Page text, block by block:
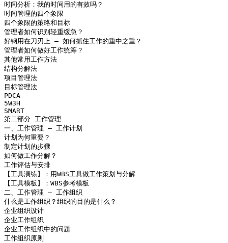
时间分析：我的时间用的有效吗？
时间管理的四个象限
四个象限的策略和目标
管理者如何识别轻重缓急？
好钢用在刀刃上 – 如何抓住工作的重中之重？
管理者如何做好工作统筹？
其他常用工作方法
结构分解法
项目管理法
目标管理法
PDCA
5W3H
SMART
第二部分 工作管理
一、工作管理 – 工作计划
计划为何重要？
制定计划的步骤
如何做工作分解？
工作评估与安排
【工具演练】：用WBS工具做工作策划与分解
【工具模板】：WBS参考模板
二、工作管理 – 工作组织
什么是工作组织？组织的目的是什么？
企业组织设计
企业工作组织
企业工作组织中的问题
工作组织原则